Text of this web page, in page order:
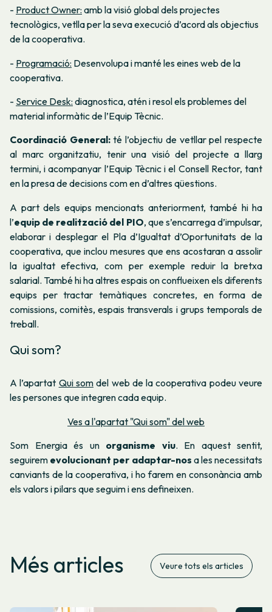
- Product Owner: amb la visió global dels projectes
tecnològics, vetlla per la seva execució d’acord als objectius
de la cooperativa.
- Programació: Desenvolupa i manté les eines web de la
cooperativa.
- Service Desk: diagnostica, atén i resol els problemes del
material informàtic de l’Equip Tècnic.
Coordinació General:té l’objectiu de vetllar pel respecte
al marc organitzatiu, tenir una visió del projecte a llarg
termini, i acompanyar l’Equip Tècnic i el Consell Rector, tant
en la presa de decisions com en d’altres qüestions.
A part dels equips mencionats anteriorment, també hi ha
l’equip de realització del PIO, que s’encarrega d’impulsar,
elaborar i desplegar el Pla d’Igualtat d’Oportunitats de la
cooperativa, que inclou mesures que ens acostaran a assolir
la igualtat efectiva, com per exemple reduir la bretxa
salarial. També hi ha altres espais on conflueixen els diferents
equips per tractar temàtiques concretes, en forma de
comissions, comitès, espais transverals i grups temporals de
treball.
Qui som?
A l’apartat Qui somdel web de la cooperativa podeu veure
les persones que integren cada equip.
Ves a l'apartat "Qui som" del web
Som Energia és un organisme viu. En aquest sentit,
seguirem evolucionant per adaptar-nos a les necessitats
canviants de la cooperativa, i ho farem en consonància amb
els valors i pilars que seguim i ens defineixen.
Més articles Veure tots els articles